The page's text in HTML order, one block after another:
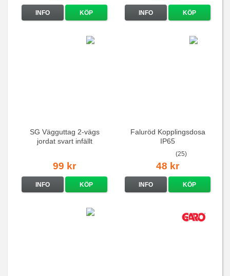
INFO KÖP INFO KÖP
SG Vägguttag 2-vägs
jordat svart infällt
99 kr
INFO KÖP
Faluröd Kopplingsdosa
IP65
(25)
48 kr
INFO KÖP